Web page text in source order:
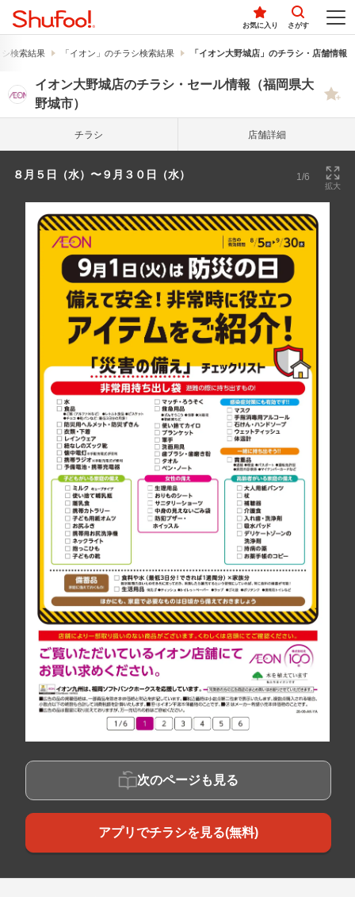
お気に入り さがす
検索結果 「イオン」のチラシ検索結果 「イオン大野城店」のチラシ・店舗情報
イオン大野城店のチラシ・セール情報（福岡県大
野城市）
チラシ 店舗詳細
８月５日（水）〜９月３０日（水） 1/6
拡大
次のページも見る
アプリでチラシを見る(無料)